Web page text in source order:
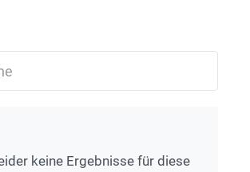
keine Ergebnisse für diese